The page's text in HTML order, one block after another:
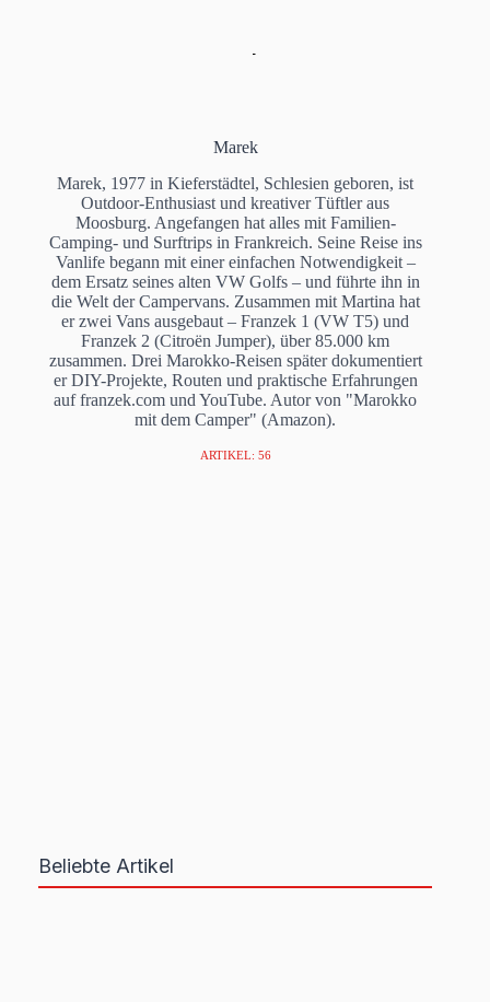
Marek
Marek, 1977 in Kieferstädtel, Schlesien geboren, ist
Outdoor-Enthusiast und kreativer Tüftler aus
Moosburg. Angefangen hat alles mit Familien-
Camping- und Surftrips in Frankreich. Seine Reise ins
Vanlife begann mit einer einfachen Notwendigkeit –
dem Ersatz seines alten VW Golfs – und führte ihn in
die Welt der Campervans. Zusammen mit Martina hat
er zwei Vans ausgebaut – Franzek 1 (VW T5) und
Franzek 2 (Citroën Jumper), über 85.000 km
zusammen. Drei Marokko-Reisen später dokumentiert
er DIY-Projekte, Routen und praktische Erfahrungen
auf franzek.com und YouTube. Autor von "Marokko
mit dem Camper" (Amazon).
ARTIKEL: 56
Beliebte Artikel